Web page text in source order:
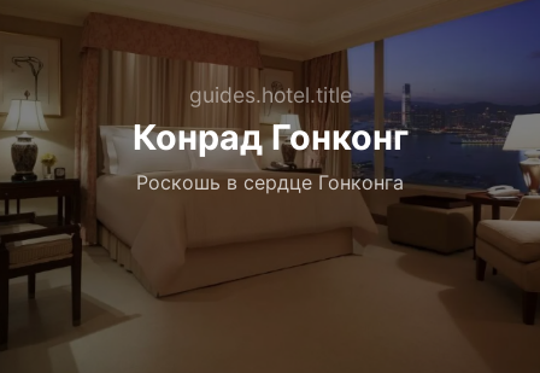
guides.hotel.title
Конрад Гонконг
Роскошь в сердце Гонконга